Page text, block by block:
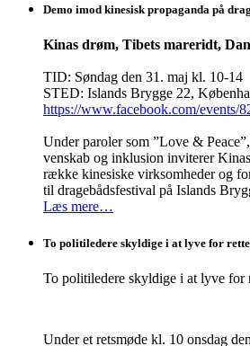
Demo imod kinesisk propaganda på
Kinas drøm, Tibets mareridt,
TID: Søndag den 31. maj kl. 10-14
STED: Islands Brygge 22,
https://www.facebook.com/events/
Under paroler som ”Love &
venskab og inklusion inviterer
række kinesiske virksomheder og
til dragebådsfestival på Islands
Læs mere…
To politiledere skyldige i at lyve for
To politiledere skyldige i at lyve for
Under et retsmøde kl. 10 onsdag